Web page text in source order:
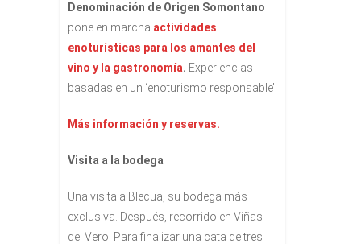
Denominación de Origen Somontano
pone en marcha actividades
enoturísticas para los amantes del
vino y la gastronomía. Experiencias
basadas en un ‘enoturismo responsable’.
Más información y reservas.
Visita a la bodega
Una visita a Blecua, su bodega más
exclusiva. Después, recorrido en Viñas
del Vero. Para finalizar una cata de tres